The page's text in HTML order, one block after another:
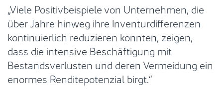
„Viele Positivbeispiele von Unternehmen, die
über Jahre hinweg ihre Inventurdifferenzen
kontinuierlich reduzieren konnten, zeigen,
dass die intensive Beschäftigung mit
Bestandsverlusten und deren Vermeidung ein
enormes Renditepotenzial birgt.“